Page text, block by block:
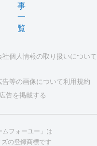
事
一
覧
社個人情報の取り扱いについて
等の画像について利用規約
広告を掲載する
ムフォーユー」は
の登録商標です